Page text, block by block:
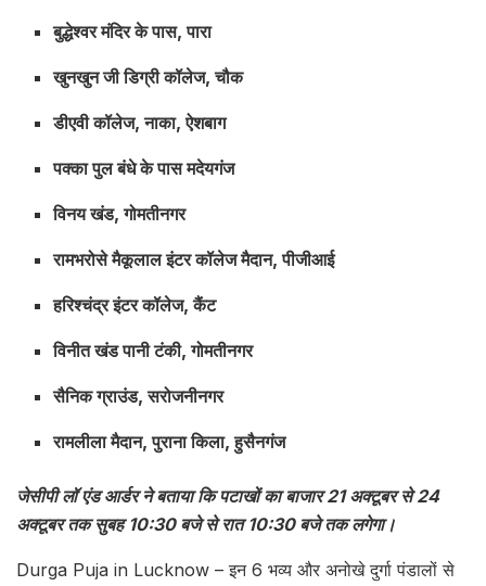
बुद्धेश्वर मंदिर के पास, पारा
खुनखुन जी डिग्री कॉलेज, चौक
डीएवी कॉलेज, नाका, ऐशबाग
पक्का पुल बंधे के पास मदेयगंज
विनय खंड, गोमतीनगर
रामभरोसे मैकूलाल इंटर कॉलेज मैदान, पीजीआई
हरिश्चंद्र इंटर कॉलेज, कैंट
विनीत खंड पानी टंकी, गोमतीनगर
सैनिक ग्राउंड, सरोजनीनगर
रामलीला मैदान, पुराना किला, हुसैनगंज
जेसीपी लॉ एंड आर्डर ने बताया कि पटाखों का बाजार 21 अक्टूबर से 24
अक्टूबर तक सुबह 10:30 बजे से रात 10:30 बजे तक लगेगा।
Durga Puja in Lucknow – इन 6 भव्य और अनोखे दुर्गा पंडालों से